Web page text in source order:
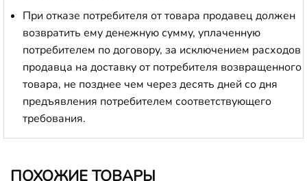
При отказе потребителя от товара продавец должен
возвратить ему денежную сумму, уплаченную
потребителем по договору, за исключением расходов
продавца на доставку от потребителя возвращенного
товара, не позднее чем через десять дней со дня
предъявления потребителем соответствующего
требования.
ПОХОЖИЕ ТОВАРЫ